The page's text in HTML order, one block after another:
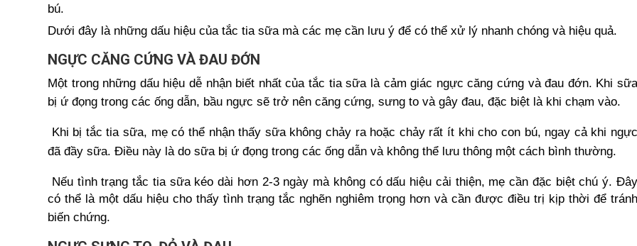
bú.
Dưới đây là những dấu hiệu của tắc tia sữa mà các mẹ cần lưu ý để có thể xử lý nhanh chóng và hiệu quả.
NGỰC CĂNG CỨNG VÀ ĐAU ĐỚN
Một trong những dấu hiệu dễ nhận biết nhất của tắc tia sữa là cảm giác ngực căng cứng và đau đớn. Khi sữa
bị ứ đọng trong các ống dẫn, bầu ngực sẽ trở nên căng cứng, sưng to và gây đau, đặc biệt là khi chạm vào.
Khi bị tắc tia sữa, mẹ có thể nhận thấy sữa không chảy ra hoặc chảy rất ít khi cho con bú, ngay cả khi
đã đầy sữa. Điều này là do sữa bị ứ đọng trong các ống dẫn và không thể lưu thông một cách bình thường.
Nếu tình trạng tắc tia sữa kéo dài hơn 2-3 ngày mà không có dấu hiệu cải thiện, mẹ cần đặc biệt chú ý.
có thể là một dấu hiệu cho thấy tình trạng tắc nghẽn nghiêm trọng hơn và cần được điều trị kịp thời để tránh
biến chứng.